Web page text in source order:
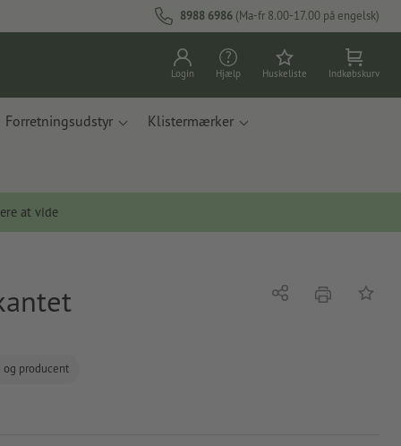
8988 6986 (Ma-fr 8.00-17.00 på engelsk)
Login Hjælp Huskeliste Indkøbskurv
Forretningsudstyr Klistermærker
at vide
og producent
Del tryk Tilføj